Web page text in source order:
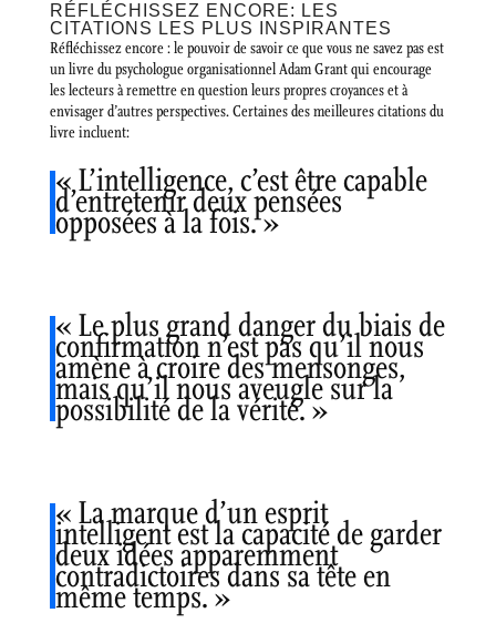
RÉFLÉCHISSEZ ENCORE: LES
CITATIONS LES PLUS INSPIRANTES
Réfléchissez encore : le pouvoir de savoir ce que vous ne savez pas est
un livre du psychologue organisationnel Adam Grant qui encourage
les lecteurs à remettre en question leurs propres croyances et à
envisager d’autres perspectives. Certaines des meilleures citations du
livre incluent:
« L’intelligence, c’est être capable
d’entretenir deux pensées
opposées à la fois. »
« Le plus grand danger du biais de
confirmation n’est pas qu’il nous
amène à croire des mensonges,
mais qu’il nous aveugle sur la
possibilité de la vérité. »
« La marque d’un esprit
intelligent est la capacité de garder
deux idées apparemment
contradictoires dans sa tête en
même temps. »